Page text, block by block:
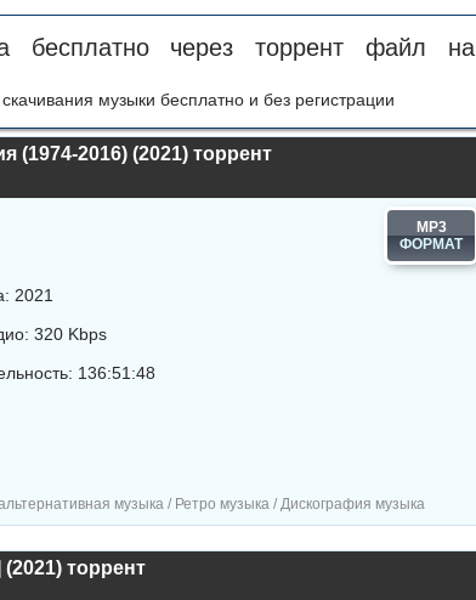
бесплатно через торрент файл на
музыки бесплатно и без регистрации
2016) (2021) торрент
MP3
2021
320 Kbps
136:51:48
музыка / Ретро музыка / Дискография музыка
торрент